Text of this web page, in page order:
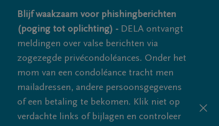
Blijf waakzaam voor phishingberichten
(poging tot oplichting) - DELA ontvangt
meldingen over valse berichten via
zogezegde privécondoléances. Onder het
mom van een condoléance tracht men
mailadressen, andere persoonsgegevens
of een betaling te bekomen. Klik niet op
verdachte links of bijlagen en controleer